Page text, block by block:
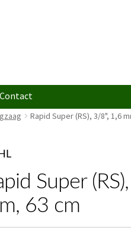
Contact
Rapid Super (RS), 3/8", 1,6
Super
63 cm